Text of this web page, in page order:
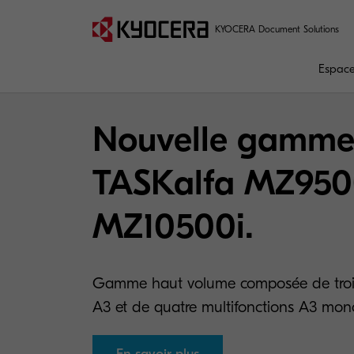
KYOCERA Document Solutions
Nouvelle
TASKalfa
MZ10500i.
Gamme haut volume composée de
A3 et de quatre multifonctions A3